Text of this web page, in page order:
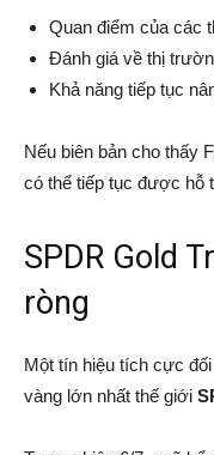
Quan điểm của các
Đánh giá về thị
Khả năng tiếp tục
Nếu biên bản cho thấy
có thể tiếp tục được hỗ
SPDR Gold
ròng
Một tín hiệu tích cực
vàng lớn nhất thế giới